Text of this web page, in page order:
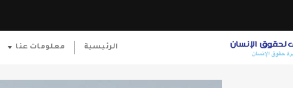
الرئيسية معلومات عنا